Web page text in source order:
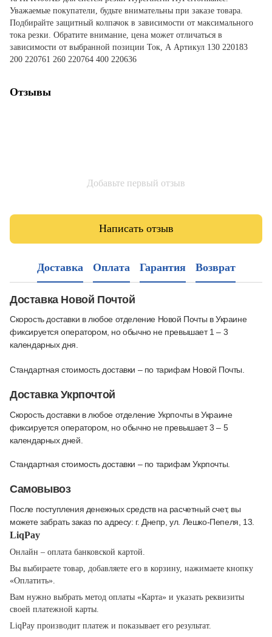
Уважаемые покупатели, будьте внимательны при заказе товара.
Подбирайте защитный колпачок в зависимости от максимального
тока резки. Обратите внимание, цена может отличаться в
зависимости от выбранной позиции Ток, А Артикул 130 220183
200 220761 260 220764 400 220636
Отзывы
Добавьте первый отзыв
Написать отзыв
Доставка Оплата Гарантия Возврат
Доставка Новой Почтой
Скорость доставки в любое отделение Новой Почты в Украине
фиксируется оператором, но обычно не превышает 1 – 3
календарных дня.
Стандартная стоимость доставки – по тарифам Новой Почты.
Доставка Укрпочтой
Скорость доставки в любое отделение Укрпочты в Украине
фиксируется оператором, но обычно не превышает 3 – 5
календарных дней.
Стандартная стоимость доставки – по тарифам Укрпочты.
Самовывоз
После поступления денежных средств на расчетный счет, вы
можете забрать заказ по адресу: г. Днепр, ул. Лешко-Пепеля, 13.
LiqPay
Онлайн – оплата банковской картой.
Вы выбираете товар, добавляете его в корзину, нажимаете кнопку
«Оплатить».
Вам нужно выбрать метод оплаты «Карта» и указать реквизиты
своей платежной карты.
LiqPay производит платеж и показывает его результат.